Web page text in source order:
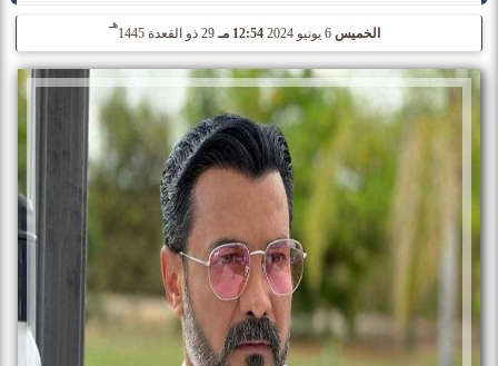
الخميس 12:54 مـ 29 ذو القعدة 1445
هـ